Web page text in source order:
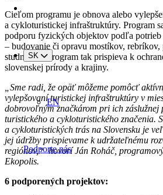
SK
EN
Podporte nás
Cieľom programu je obnova alebo
a cykloturistickej infraštruktúry. Program
podporu fyzických objektov podľa
– budovanie či opravu mostíkov, rebríkov,
studničiek. Program tak prispieva k
slovenskej prírody a krajiny.
„Sme radi, že opäť môžeme pomôcť
vylepšovaní turistickej infraštruktúry v
dobrovoľným značkárom pri ich
turistického a cykloturistického značenia.
a cykloturistických trás na Slovensku je
jej údržby prispievame k udržateľnému
regiónov,“ hovorí Ján Roháč,
Ekopolis.
6 podporených projektov: